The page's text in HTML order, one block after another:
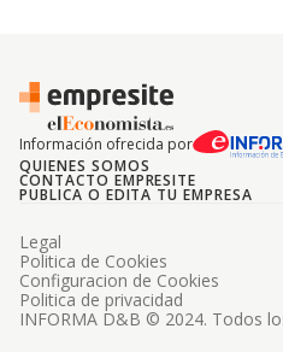
Información ofrecida por
QUIENES SOMOS
CONTACTO EMPRESITE
PUBLICA O EDITA TU EMPRESA
INFORMA D&B © 2024. Todos
Legal
Politica de Cookies
Configuracion de Cookies
Politica de privacidad